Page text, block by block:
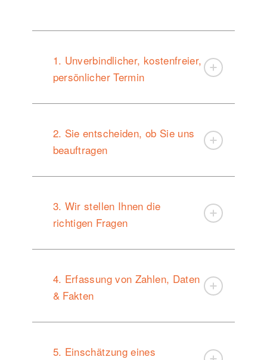
1. Unverbindlicher, kostenfreier,
persönlicher Termin
2. Sie entscheiden, ob Sie uns
beauftragen
3. Wir stellen Ihnen die
richtigen Fragen
4. Erfassung von Zahlen, Daten
& Fakten
5. Einschätzung eines